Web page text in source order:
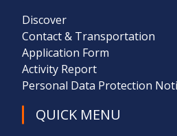
Discover
Contact & Transportation
Application Form
Activity Report
Personal Data Protection
QUICK MENU